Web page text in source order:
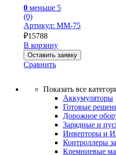
0 меньше 5
(0)
Артикул: MM-75
₽15788
В корзину
Оставить заявку
Сравнить
Показать все
Аккумуляторы
Готовые
Дорожное
Зарядные и
Инверторы и
Контроллеры
Кремниевые